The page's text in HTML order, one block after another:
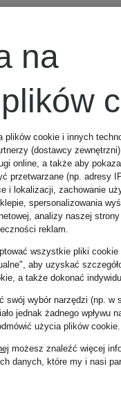
z
zł
cena:
zł
na
plików cookie i innych
(dostawcy
online, a także aby
przetwarzane (np. adresy
i lokalizacji, zachowanie
spersonalizowania
analizy naszej
reklam.
wszystkie pliki cookie
aby uzyskać
a także dokonać
swój wybór narzędzi (np. w
jednak żadnego wpływu
użycia plików cookie.
możesz znaleźć więcej
danych, które my i nasi